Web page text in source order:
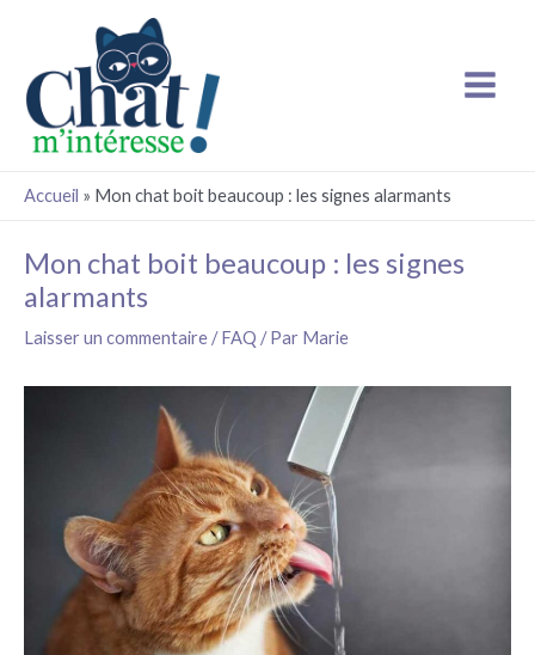
contenu
Menu
Accueil » Mon chat boit beaucoup : les signes alarmants
Mon chat boit beaucoup : les signes
alarmants
Laisser un commentaire/ FAQ / Par Marie
des
articles